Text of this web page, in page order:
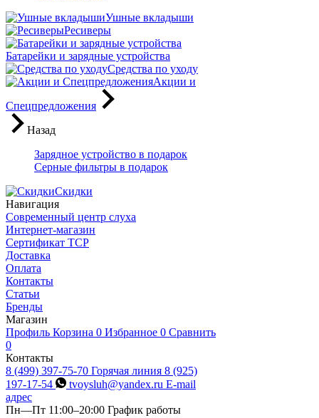
Ушные вкладыши
Ресиверы
Батарейки и зарядные устройства
Средства по уходу
Акции и
Спецпредложения
Назад
Зарядное устройство в подарок
Серные фильтры в подарок
Скидки
Навигация
Современный центр слуха
Интернет-магазин
Сертификат ТСР
Доставка
Оплата
Контакты
Статьи
Бренды
Магазин
Профиль Корзина 0 Избранное 0 Сравнить
0
Контакты
8 (499) 397-75-70 Горячая линия 8 (925)
197-17-54
tvoysluh@yandex.ru E-mail
адрес
Пн—Пт 11:00–20:00 График работы